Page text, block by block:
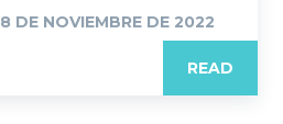
8 DE NOVIEMBRE DE 2022
READ